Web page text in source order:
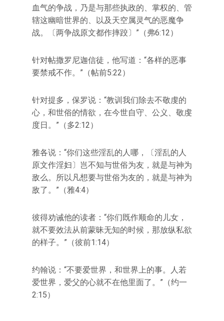
血气的争战，乃是与那些执政的、掌权的、管
辖这幽暗世界的、以及天空属灵气的恶魔争
战。〔两争战原文都作摔跤〕”（弗6:12）
针对帖撒罗尼迦信徒，他写道：“各样的恶事
要禁戒不作。”（帖前5:22）
针对提多，保罗说：“教训我们除去不敬虔的
心，和世俗的情欲，在今世自守、公义、敬虔
度日。”（多2:12）
雅各说：“你们这些淫乱的人哪，〔淫乱的人
原文作淫妇〕岂不知与世俗为友，就是与神为
敌么。所以凡想要与世俗为友的，就是与神为
敌了。”（雅4:4）
彼得劝诫他的读者：“你们既作顺命的儿女，
就不要效法从前蒙昧无知的时候，那放纵私欲
的样子。”（彼前1:14）
约翰说：“不要爱世界，和世界上的事。人若
爱世界，爱父的心就不在他里面了。”（约一
2:15）